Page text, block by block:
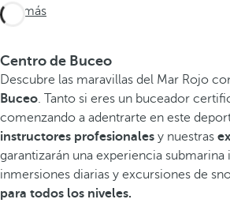
Ver más
Centro de Buceo
Descubre las maravillas del Mar Rojo
Buceo. Tanto si eres un buceador
comenzando a adentrarte en este
instructores profesionales y nuestras
garantizarán una experiencia submarina
inmersiones diarias y excursiones de
para todos los niveles.